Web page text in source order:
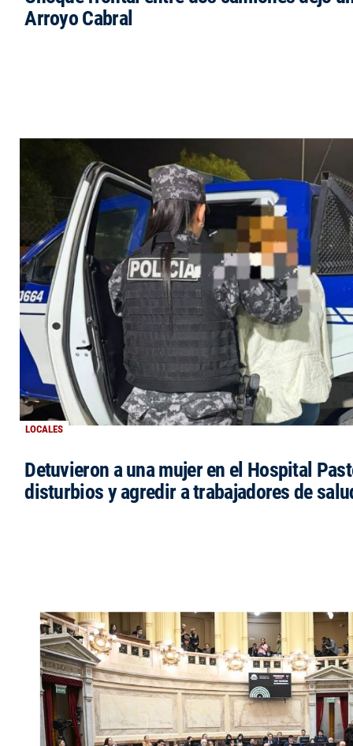
Arroyo Cabral
LOCALES
Detuvieron a una mujer en el Hospital
disturbios y agredir a trabajadores de